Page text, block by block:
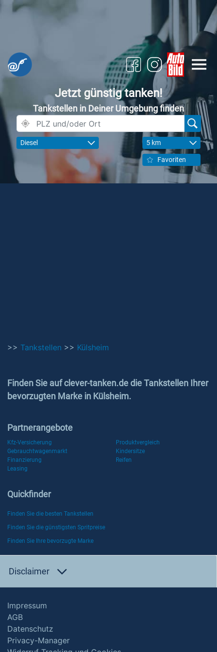
Jetzt günstig tanken!
Tankstellen in Deiner Umgebung finden
Diesel 5 km
Favoriten
>> Tankstellen >> Külsheim
Finden Sie auf clever-tanken.de die Tankstellen Ihrer
bevorzugten Marke in Külsheim.
Partnerangebote
Kfz-Versicherung
Produktvergleich
Gebrauchtwagenmarkt
Kindersitze
Finanzierung
Reifen
Leasing
Quickfinder
Finden Sie die besten Tankstellen
Finden Sie die günstigsten Spritpreise
Finden Sie Ihre bevorzugte Marke
Disclaimer
Impressum
AGB
Datenschutz
Privacy-Manager